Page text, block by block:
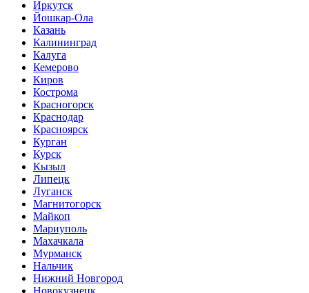
Иркутск
Йошкар-Ола
Казань
Калининград
Калуга
Кемерово
Киров
Кострома
Красногорск
Краснодар
Красноярск
Курган
Курск
Кызыл
Липецк
Луганск
Магнитогорск
Майкоп
Мариуполь
Махачкала
Мурманск
Нальчик
Нижний Новгород